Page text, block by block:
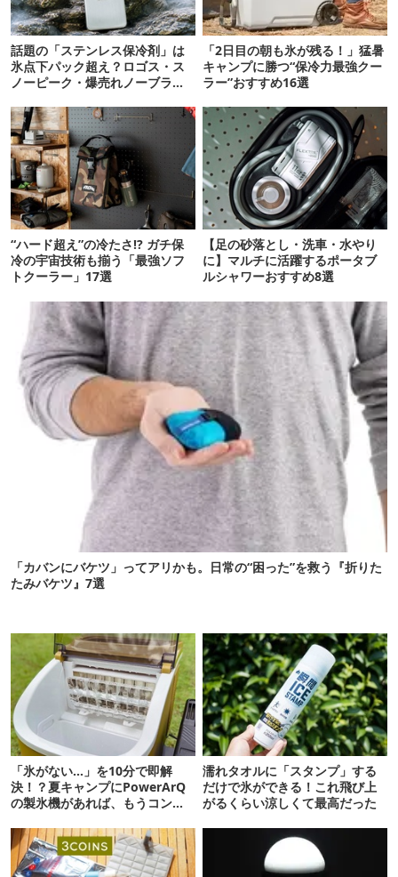
話題の「ステンレス保冷剤」は
氷点下パック超え？ロゴス・ス
ノーピーク・爆売れノーブラン
「2日目の朝も氷が残る！」猛暑
キャンプに勝つ“保冷力最強クー
ラー”おすすめ16選
“ハード超え”の冷たさ!? ガチ保
冷の宇宙技術も揃う「最強ソフ
トクーラー」17選
【足の砂落とし・洗車・水やり
に】マルチに活躍するポータブ
ルシャワーおすすめ8選
「カバンにバケツ」ってアリかも。日常の“困った”を救う『折りた
たみバケツ』7選
「氷がない…」を10分で即解
決！？夏キャンプにPowerArQ
の製氷機があれば、もうコンビ
濡れタオルに「スタンプ」する
だけで氷ができる！これ飛び上
がるくらい涼しくて最高だった